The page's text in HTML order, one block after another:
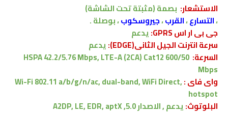
الاستشعار: بصمة (مثبتة تحت الشاشة)
،التسارع،القرب،جيروسكوب، بوصلة .
جى بى ار اس GPRS:
يدعم
سرعة انترنت الجيل الثانى(EDGE):
يدعم
السرعة: HSPA 42.2/5.76 Mbps, LTE-A (2CA) Cat12 600/50
Mbps
واى فاى :Wi-Fi 802.11 a/b/g/n/ac, dual-band, WiFi Direct,
hotspot
البلوتوث:يدعم , الاصدار5.0, A2DP, LE, EDR, aptX